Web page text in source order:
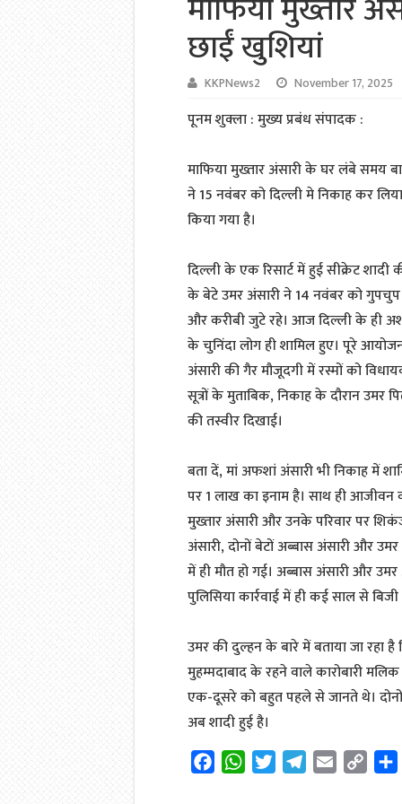
छाईं खुशियां
KKPNews2 November 17, 2025
पूनम शुक्ला : मुख्य प्रबंध संपादक :
माफिया मुख्तार अंसारी के घर लंबे समय
ने 15 नवंबर को दिल्ली मे निकाह कर
किया गया है।
दिल्ली के एक रिसार्ट में हुई सीक्रेट शादी
के बेटे उमर अंसारी ने 14 नवंबर को गुपचुप
और करीबी जुटे रहे। आज दिल्ली के ही
के चुनिंदा लोग ही शामिल हुए। पूरे
अंसारी की गैर मौजूदगी में रस्मों को
सूत्रों के मुताबिक, निकाह के दौरान उमर
की तस्वीर दिखाई।
बता दें, मां अफशां अंसारी भी निकाह में
पर 1 लाख का इनाम है। साथ ही आजीवन
मुख्तार अंसारी और उनके परिवार पर
अंसारी, दोनों बेटों अब्बास अंसारी और
में ही मौत हो गई। अब्बास अंसारी और
पुलिसिया कार्रवाई में ही कई साल से बिजी
उमर की दुल्हन के बारे में बताया जा रहा
मुहम्मदाबाद के रहने वाले कारोबारी
एक-दूसरे को बहुत पहले से जानते थे।
अब शादी हुई है।
W